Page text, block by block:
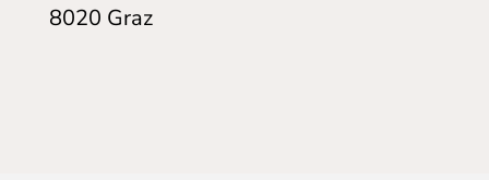
8020 Graz